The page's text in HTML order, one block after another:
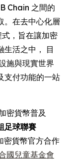
Chain 之間的
。在去中心化層
，旨在讓加密
生活之中， 目
施與現實世界
支付功能的一站
密貨幣普及
足球聯賽
密貨幣官方合作
國兒童基金會